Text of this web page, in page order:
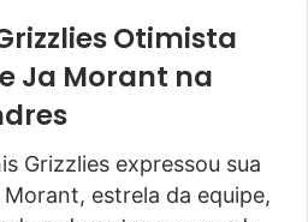
Otimista
Ja Morant na
Grizzlies expressou sua
estrela da equipe,